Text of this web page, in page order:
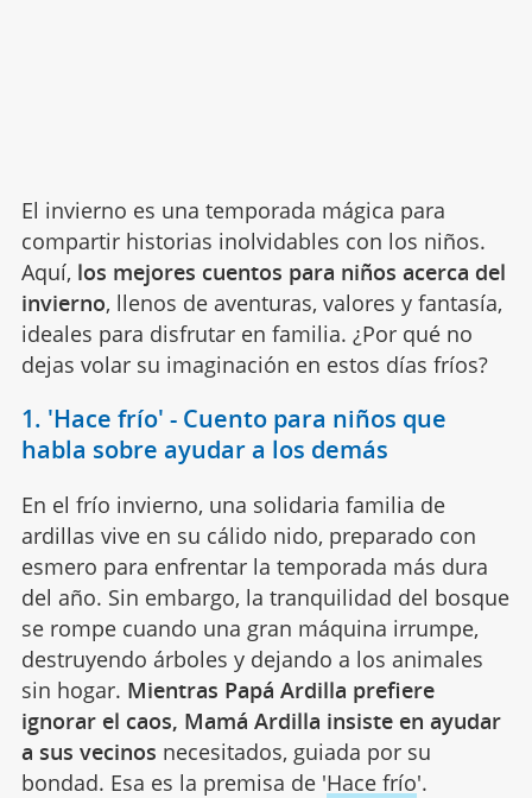
El invierno es una temporada mágica para
compartir historias inolvidables con los niños.
Aquí, los mejores cuentos para niños acerca del
invierno, llenos de aventuras, valores y fantasía,
ideales para disfrutar en familia. ¿Por qué no
dejas volar su imaginación en estos días fríos?
1. 'Hace frío' - Cuento para niños que
habla sobre ayudar a los demás
En el frío invierno, una solidaria familia de
ardillas vive en su cálido nido, preparado con
esmero para enfrentar la temporada más dura
del año. Sin embargo, la tranquilidad del bosque
se rompe cuando una gran máquina irrumpe,
destruyendo árboles y dejando a los animales
sin hogar. Mientras Papá Ardilla prefiere
ignorar el caos, Mamá Ardilla insiste en ayudar
a sus vecinos necesitados, guiada por su
bondad. Esa es la premisa de 'Hace frío'.